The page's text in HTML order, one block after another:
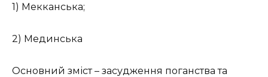
1) Мекканська;
2) Мединська
Основний зміст – засудження поганства та